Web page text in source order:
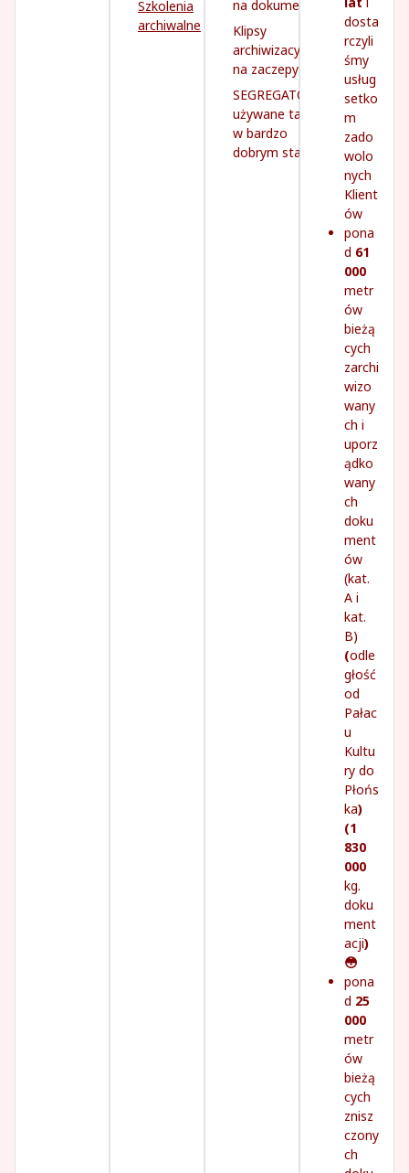
Szkolenia
archiwalne
na dokumenty
Klipsy
archiwizacyjne
na zaczepy
SEGREGATORY
używane tanio,
w bardzo
dobrym stanie
dosta
rczyli
śmy
usług
setko
m
zado
wolo
nych
Klient
ów
pona
d 61
000
metr
ów
bieżą
cych
zarchi
wizo
wany
ch i
uporz
ądko
wany
ch
doku
ment
ów
(kat.
A i
kat.
B)
(odle
głość
od
Pałac
u
Kultu
ry do
Płońs
ka)
(1
830
000
kg.
doku
ment
acji)
😳
pona
d 25
000
metr
ów
bieżą
cych
znisz
czony
ch